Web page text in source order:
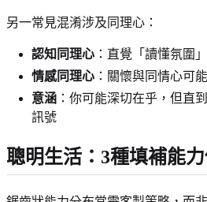
另一常見混淆涉及同理心：
認知同理心 ：直覺「讀懂氛圍
情感同理心 ：關懷與同情心可
意涵 ：你可能深切在乎，但直
訊號
聰明生活：3種填補能